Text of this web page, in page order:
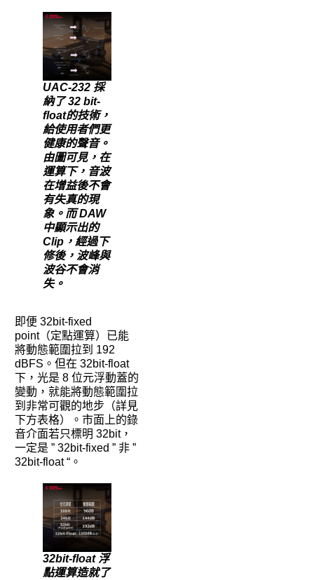
UAC-232 採
納了 32 bit-
float的技術，
給使用者們更
健康的聲音。
由圖可見，在
運算下，音波
在增益後不會
有失真的現
象。而 DAW
中顯示出的
Clip，經過下
修後，波峰與
波谷不會消
失。
即便 32bit-fixed
point（定點運算）已能
將動態範圍拉到 192
dBFS。但在 32bit-float
下，光是 8 位元浮動蓋的
變動，就能將動態範圍拉
到非常可觀的地步（詳見
下方表格）。市面上的錄
音介面若只標明 32bit，
一定是 ” 32bit-fixed ” 非 ”
32bit-float “。
32bit-float 浮
點運算造就了